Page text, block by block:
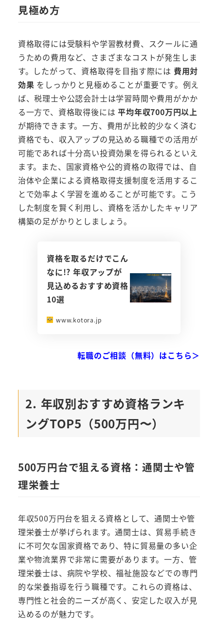
見極め方
資格取得には受験料や学習教材費、スクールに通
うための費用など、さまざまなコストが発生しま
す。したがって、資格取得を目指す際には 費用対
効果 をしっかりと見極めることが重要です。例え
ば、税理士や公認会計士は学習時間や費用がかか
る一方で、資格取得後には平均年収700万円以上
が期待できます。一方、費用が比較的少なく済む
資格でも、収入アップの見込める職種での活用が
可能であれば十分高い投資効果を得られるといえ
ます。また、国家資格や公的資格の取得では、自
治体や企業による資格取得支援制度を活用するこ
とで効率よく学習を進めることが可能です。こう
した制度を賢く利用し、資格を活かしたキャリア
構築の足がかりとしましょう。
資格を取るだけでこん
なに!? 年収アップが
見込めるおすすめ資格
10選
www.kotora.jp
転職のご相談（無料）はこちら＞
2. 年収別おすすめ資格ランキ
ングTOP5（500万円〜）
500万円台で狙える資格：通関士や管
理栄養士
年収500万円台を狙える資格として、通関士や管
理栄養士が挙げられます。通関士は、貿易手続き
に不可欠な国家資格であり、特に貿易量の多い企
業や物流業界で非常に需要があります。一方、管
理栄養士は、病院や学校、福祉施設などでの専門
的な栄養指導を行う職種です。これらの資格は、
専門性と社会的ニーズが高く、安定した収入が見
込めるのが魅力です。